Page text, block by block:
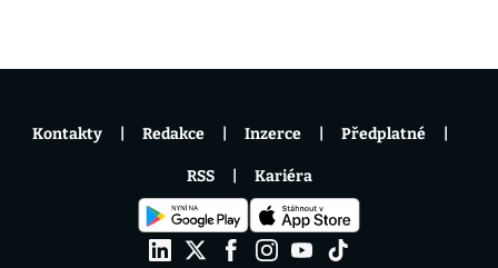
Kontakty Redakce Inzerce Předplatné
RSS Kariéra